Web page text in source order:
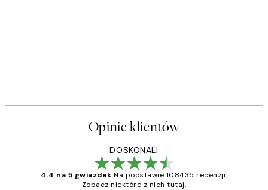
Opinie klientów
DOSKONALI
4.4 na 5 gwiazdek Na podstawie 108435 recenzji.
Zobacz niektóre z nich tutaj.